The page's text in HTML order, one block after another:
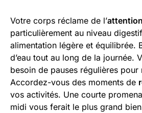
Votre corps réclame de l’attention
particulièrement au niveau
alimentation légère et équilibrée.
d’eau tout au long de la journée.
besoin de pauses régulières
Accordez-vous des moments de
vos activités. Une courte
midi vous ferait le plus grand